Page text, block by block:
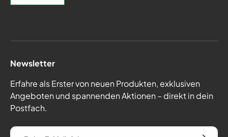
Newsletter
Erfahre als Erster von neuen Produkten, exklusiven
Angeboten und spannenden Aktionen – direkt in dein
Postfach.
E-Mail